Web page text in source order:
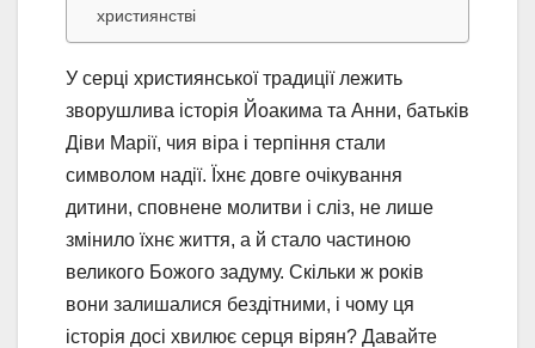
християнстві
У серці християнської традиції лежить
зворушлива історія Йоакима та Анни, батьків
Діви Марії, чия віра і терпіння стали
символом надії. Їхнє довге очікування
дитини, сповнене молитви і сліз, не лише
змінило їхнє життя, а й стало частиною
великого Божого задуму. Скільки ж років
вони залишалися бездітними, і чому ця
історія досі хвилює серця вірян? Давайте